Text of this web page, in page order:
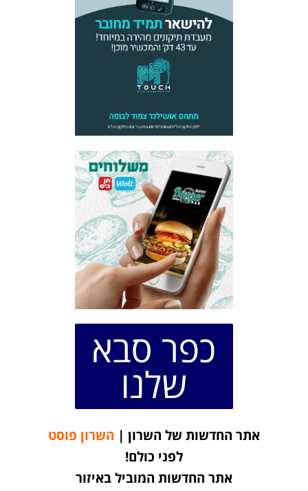
כפר סבא
שלנו
אתר החדשות של השרון | השרון פוסט
לפני כולם!
אתר החדשות המוביל באיזור